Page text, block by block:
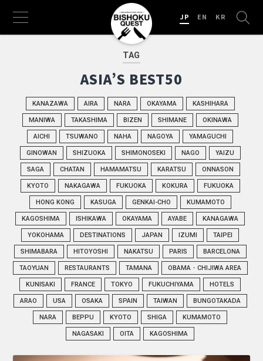
EN
JP KR
TAG
ASIA’S BEST50
KANAZAWA AIRA NARA OKAYAMA KASHIHARA
MANIWA TAKASHIMA BIZEN SHIMANE OKINAWA
AICHI TSUWANO NAHA NAGOYA YAMAGUCHI
GINOWAN SHIZUOKA SHIMONOSEKI NAGO YAIZU
SAGA CHATAN HAMAMATSU KARATSU ONNASON
KYOTO NAKAGAWA FUKUOKA KOKURA FUKUOKA
HONG KONG KASUGA GENKAI-CHO KUMAMOTO
KAGOSHIMA ISHIKAWA OKAYAMA AYABE KANAGAWA
YOKOHAMA DESTINATIONS JAPAN IZUMI TAIPEI
SHIMABARA HITOYOSHI NAKATSU PARIS BARCELONA
TAOYUAN RESTAURANTS TAMANA OBAMA・CHIJIWA AREA
KUNISAKI FRANCE TOKYO FUKUCHIYAMA HOTELS
ARAO USA OSAKA SPAIN TAIWAN BUNGOTAKADA
NARA BEPPU KYOTO SHIGA KUMAMOTO
NAGASAKI OITA KAGOSHIMA